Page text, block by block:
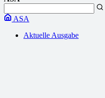
ASA
Aktuelle Ausgabe